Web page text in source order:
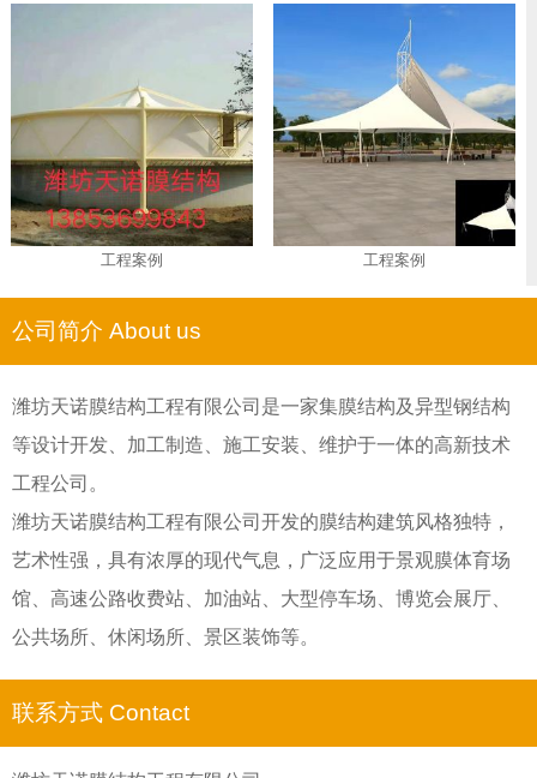
工程案例 工程案例
公司简介 About us
潍坊天诺膜结构工程有限公司是一家集膜结构及异型钢结构
等设计开发、加工制造、施工安装、维护于一体的高新技术
工程公司。
潍坊天诺膜结构工程有限公司开发的膜结构建筑风格独特，
艺术性强，具有浓厚的现代气息，广泛应用于景观膜体育场
馆、高速公路收费站、加油站、大型停车场、博览会展厅、
公共场所、休闲场所、景区装饰等。
联系方式 Contact